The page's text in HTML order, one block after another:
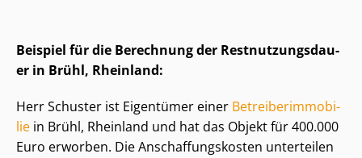
Beispiel für die Berechnung der Rest­nut­zungs­dau­
er in Brühl, Rheinland:
Herr Schuster ist Eigentümer einer Be­trei­ber­im­mo­bi­
lie in Brühl, Rheinland und hat das Objekt für 400.000
Euro erworben. Die An­schaf­fungs­kos­ten unterteilen